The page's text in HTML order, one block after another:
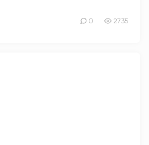
0 2735